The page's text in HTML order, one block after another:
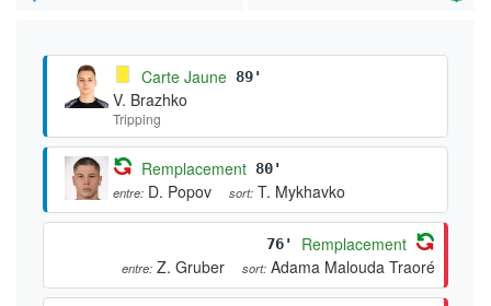
Carte Jaune 89'
V. Brazhko
Tripping
Remplacement 80'
entre: D. Popov sort: T. Mykhavko
76' Remplacement
entre: Z. Gruber sort: Adama Malouda Traoré